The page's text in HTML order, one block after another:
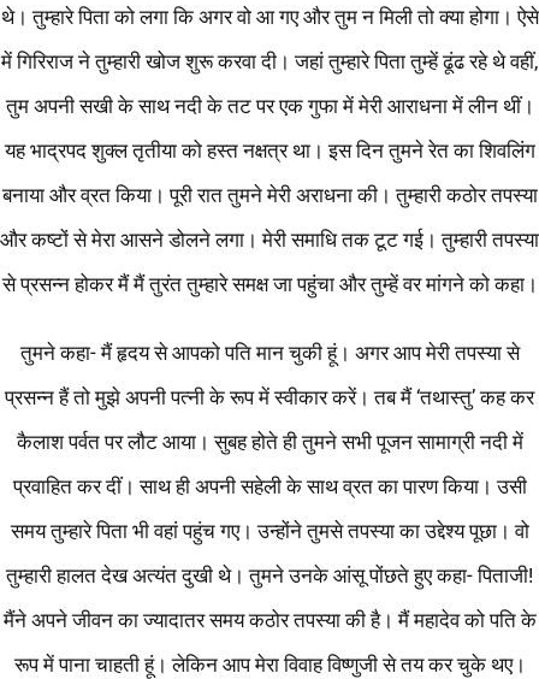
थे। तुम्हारे पिता को लगा कि अगर वो आ गए और तुम न मिली तो क्या होगा। ऐसे
में गिरिराज ने तुम्हारी खोज शुरू करवा दी। जहां तुम्हारे पिता तुम्हें ढूंढ रहे थे वहीं,
तुम अपनी सखी के साथ नदी के तट पर एक गुफा में मेरी आराधना में लीन थीं।
यह भाद्रपद शुक्ल तृतीया को हस्त नक्षत्र था। इस दिन तुमने रेत का शिवलिंग
बनाया और व्रत किया। पूरी रात तुमने मेरी अराधना की। तुम्हारी कठोर तपस्या
और कष्टों से मेरा आसने डोलने लगा। मेरी समाधि तक टूट गई। तुम्हारी तपस्या
से प्रसन्न होकर मैं मैं तुरंत तुम्हारे समक्ष जा पहुंचा और तुम्हें वर मांगने को कहा।
तुमने कहा- मैं हृदय से आपको पति मान चुकी हूं। अगर आप मेरी तपस्या से
प्रसन्न हैं तो मुझे अपनी पत्नी के रूप में स्वीकार करें। तब मैं ‘तथास्तु’ कह कर
कैलाश पर्वत पर लौट आया। सुबह होते ही तुमने सभी पूजन सामाग्री नदी में
प्रवाहित कर दीं। साथ ही अपनी सहेली के साथ व्रत का पारण किया। उसी
समय तुम्हारे पिता भी वहां पहुंच गए। उन्होंने तुमसे तपस्या का उद्देश्य पूछा। वो
तुम्हारी हालत देख अत्यंत दुखी थे। तुमने उनके आंसू पोंछते हुए कहा- पिताजी!
मैंने अपने जीवन का ज्यादातर समय कठोर तपस्या की है। मैं महादेव को पति के
रूप में पाना चाहती हूं। लेकिन आप मेरा विवाह विष्णुजी से तय कर चुके थए।